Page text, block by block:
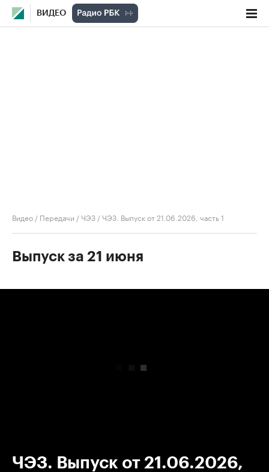
ВИДЕО
Видео / Передачи /ЧЭЗ /ЧЭЗ. Выпуск от 21.06.2026, часть 1
Выпуск за 21 июня
ЧЭЗ. Выпуск от 21.06.2026,